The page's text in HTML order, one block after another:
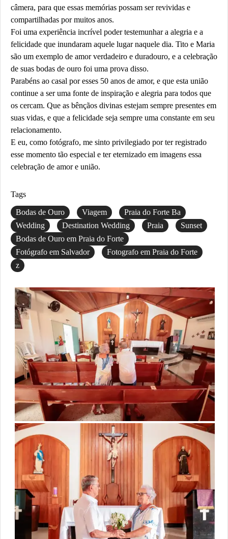
câmera, para que essas memórias possam ser revividas e
compartilhadas por muitos anos.
Foi uma experiência incrível poder testemunhar a alegria e a
felicidade que inundaram aquele lugar naquele dia. Tito e Maria
são um exemplo de amor verdadeiro e duradouro, e a celebração
de suas bodas de ouro foi uma prova disso.
Parabéns ao casal por esses 50 anos de amor, e que esta união
continue a ser uma fonte de inspiração e alegria para todos que
os cercam. Que as bênçãos divinas estejam sempre presentes em
suas vidas, e que a felicidade seja sempre uma constante em seu
relacionamento.
E eu, como fotógrafo, me sinto privilegiado por ter registrado
esse momento tão especial e ter eternizado em imagens essa
celebração de amor e união.
Tags
Bodas de Ouro Viagem
Praia do Forte Ba
Wedding
Destination Wedding Praia
Sunset
Bodas de Ouro em Praia do Forte
Fotógrafo em Salvador
Fotografo em Praia do Forte
z